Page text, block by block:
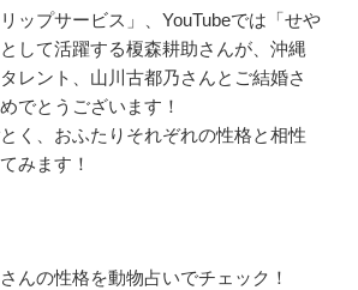
ップサービス」、YouTubeでは「せや
して活躍する榎森耕助さんが、沖縄
レント、山川古都乃さんとご結婚さ
でとうございます！
く、おふたりそれぞれの性格と相性
みます！
んの性格を動物占いでチェック！